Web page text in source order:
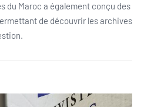
du Maroc a également conçu des
de découvrir les archives